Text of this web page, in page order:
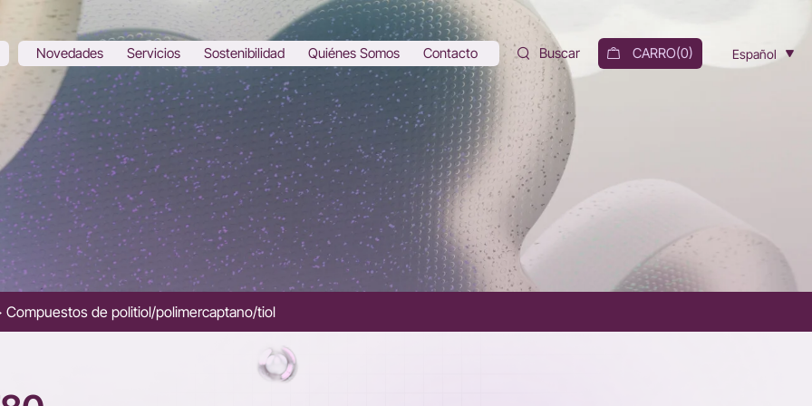
Novedades Servicios Sostenibilidad Quiénes Somos Contacto Buscar CARRO(0) Español
Compuestos de politiol/polimercaptano/tiol